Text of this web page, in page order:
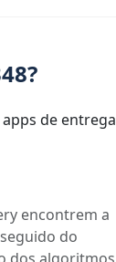
de entrega
encontrem a
do